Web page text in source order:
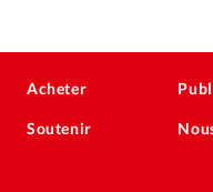
Acheter
Soutenir